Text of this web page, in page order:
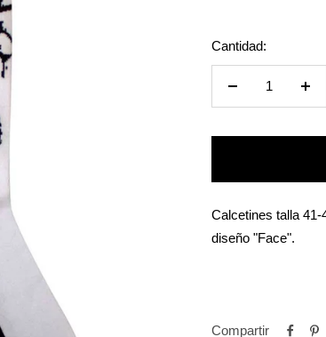
Cantidad:
Reducir
Calcetines talla
diseño "Face".
Compartir